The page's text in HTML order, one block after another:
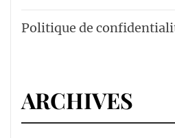
Politique de
ARCHIVES